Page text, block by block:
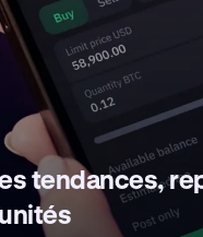
tendances,